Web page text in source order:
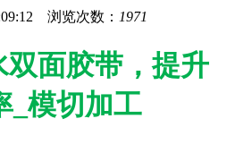
浏览次数： 1971
双面胶带，提升
_模切加工